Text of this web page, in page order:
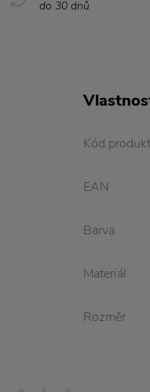
do 30 dnů
Kód
EAN
Barva
Materiál
Rozměr